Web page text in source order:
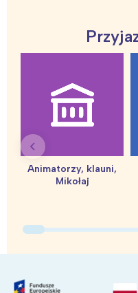
Animatorzy, klauni,
Mikołaj